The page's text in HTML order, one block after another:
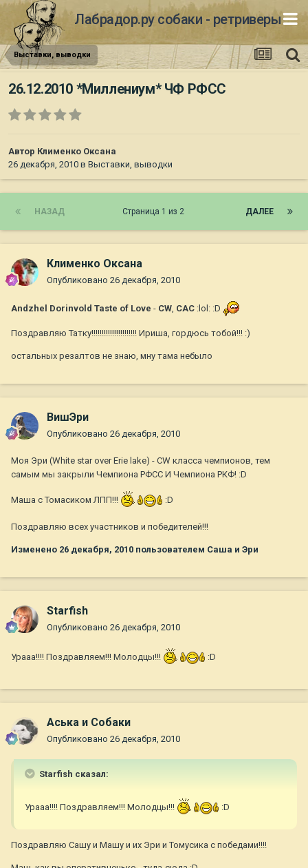
Лабрадор.ру собаки - ретриверы
Выставки, выводки
26.12.2010 *Миллениум* ЧФ РФСС
Автор Клименко Оксана
26 декабря, 2010 в Выставки, выводки
НАЗАД ДАЛЕЕ
Страница 1 из 2
Клименко Оксана
Опубликовано 26 декабря, 2010
Andzhel Dorinvold Taste of Love - CW, CAC :lol: :D
Поздравляю Татку!!!!!!!!!!!!!!!!!!!!!! Ириша, гордюсь тобой!!! :)
остальных резалтов не знаю, мну тама небыло
ВишЭри
Опубликовано 26 декабря, 2010
Моя Эри (White star over Erie lake) - СW класса чемпионов, тем
самым мы закрыли Чемпиона РФСС И Чемпиона РКФ! :D
Маша с Томасиком ЛПП!!! :D
Поздравляю всех участников и победителей!!!
Изменено 26 декабря, 2010 пользователем Саша и Эри
Starfish
Опубликовано 26 декабря, 2010
Урааа!!!! Поздравляем!!! Молодцы!!! :D
Аська и Собаки
Опубликовано 26 декабря, 2010
Starfish сказал:
Урааа!!!! Поздравляем!!! Молодцы!!! :D
Поздравляю Сашу и Машу и их Эри и Томусика с победами!!!!